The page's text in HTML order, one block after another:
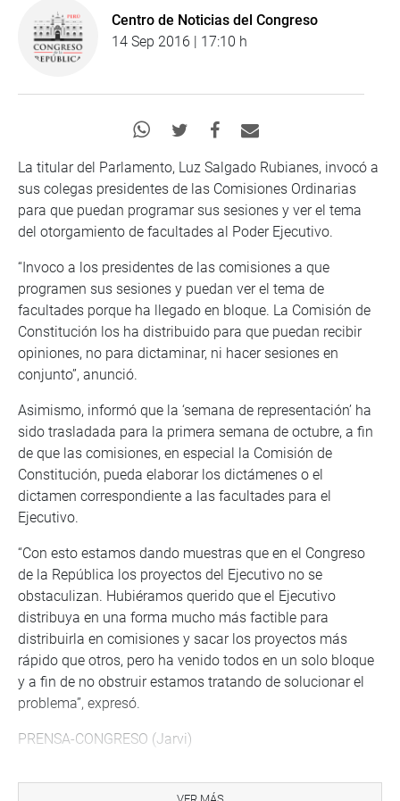
Centro de Noticias del Congreso
14 Sep 2016 | 17:10 h
La titular del Parlamento, Luz Salgado Rubianes, invocó a
sus colegas presidentes de las Comisiones Ordinarias
para que puedan programar sus sesiones y ver el tema
del otorgamiento de facultades al Poder Ejecutivo.
“Invoco a los presidentes de las comisiones a que
programen sus sesiones y puedan ver el tema de
facultades porque ha llegado en bloque. La Comisión de
Constitución los ha distribuido para que puedan recibir
opiniones, no para dictaminar, ni hacer sesiones en
conjunto”, anunció.
Asimismo, informó que la ‘semana de representación’ ha
sido trasladada para la primera semana de octubre, a fin
de que las comisiones, en especial la Comisión de
Constitución, pueda elaborar los dictámenes o el
dictamen correspondiente a las facultades para el
Ejecutivo.
“Con esto estamos dando muestras que en el Congreso
de la República los proyectos del Ejecutivo no se
obstaculizan. Hubiéramos querido que el Ejecutivo
distribuya en una forma mucho más factible para
distribuirla en comisiones y sacar los proyectos más
rápido que otros, pero ha venido todos en un solo bloque
y a fin de no obstruir estamos tratando de solucionar el
problema”, expresó.
PRENSA-CONGRESO (Jarvi)